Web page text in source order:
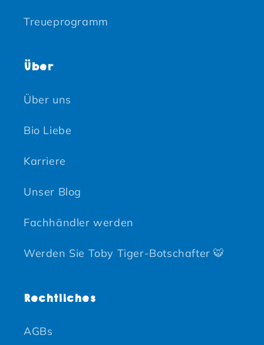
Treueprogramm
Über
Über uns
Bio Liebe
Karriere
Unser Blog
Fachhändler werden
Werden Sie Toby Tiger-Botschafter 🐯
Rechtliches
AGBs